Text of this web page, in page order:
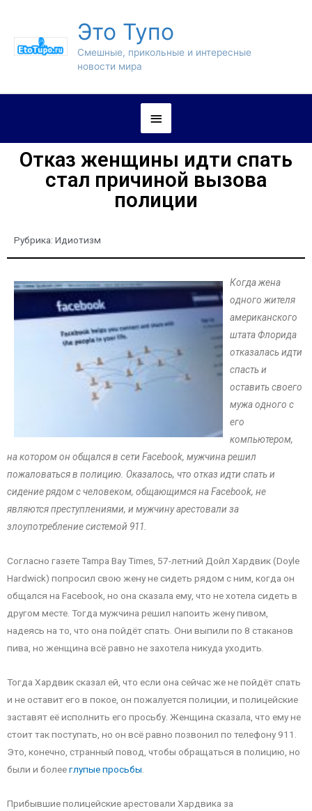
Это Тупо
Смешные, прикольные и интересные
новости мира
Отказ женщины идти спать
стал причиной вызова
полиции
Рубрика: Идиотизм
Когда жена
одного жителя
американского
штата Флорида
отказалась идти
спасть и
оставить своего
мужа одного с
его
компьютером,
на котором он общался в сети Facebook, мужчина решил
пожаловаться в полицию. Оказалось, что отказ идти спать и
сидение рядом с человеком, общающимся на Facebook, не
являются преступлениями, и мужчину арестовали за
злоупотребление системой 911.
Согласно газете Tampa Bay Times, 57-летний Дойл Хардвик (Doyle
Hardwick) попросил свою жену не сидеть рядом с ним, когда он
общался на Facebook, но она сказала ему, что не хотела сидеть в
другом месте. Тогда мужчина решил напоить жену пивом,
надеясь на то, что она пойдёт спать. Они выпили по 8 стаканов
пива, но женщина всё равно не захотела никуда уходить.
Тогда Хардвик сказал ей, что если она сейчас же не пойдёт спать
и не оставит его в покое, он пожалуется полиции, и полицейские
заставят её исполнить его просьбу. Женщина сказала, что ему не
стоит так поступать, но он всё равно позвонил по телефону 911.
Это, конечно, странный повод, чтобы обращаться в полицию, но
были и болееглупые просьбы
Прибывшие полицейские арестовали Хардвика за